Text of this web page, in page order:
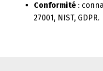
Conformité :
27001, NIST, GDPR.